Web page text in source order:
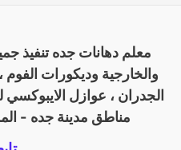
معلم دهانات جده تنفيذ
والخارجية وديكورات
الجدران ، عوازل
مناطق مدينة جده -